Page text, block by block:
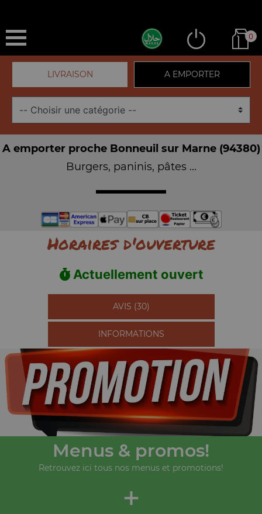
0
LIVRAISON A EMPORTER
A emporter proche Bonneuil sur Marne (94380)
Burgers, paninis, pâtes ...
Horaires d'ouverture
Actuellement ouvert
AVIS (30)
INFORMATIONS
Menus & promos!
Retrouvez ici tous nos menus et promotions!
+